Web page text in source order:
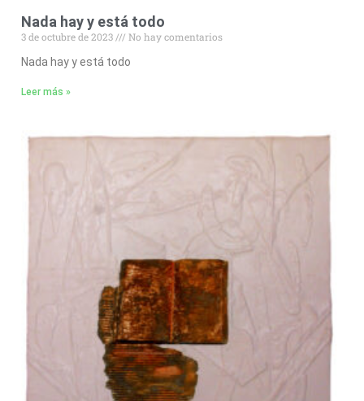
Nada hay y está todo
3 de octubre de 2023
No hay comentarios
Nada hay y está todo
Leer más »